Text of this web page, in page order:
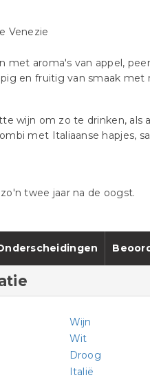
met aroma's van appel,
en fruitig van smaak met
wijn om zo te drinken, als
met Italiaanse hapjes,
twee jaar na de oogst.
Wijn
Wit
Droog
Italië